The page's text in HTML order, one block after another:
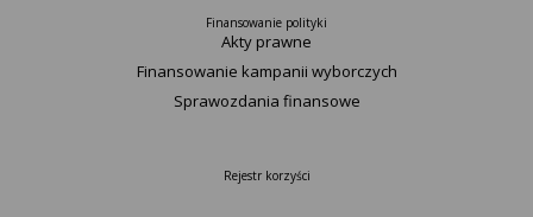
Finansowanie polityki
Akty prawne
Finansowanie kampanii wyborczych
Sprawozdania finansowe
Rejestr korzyści